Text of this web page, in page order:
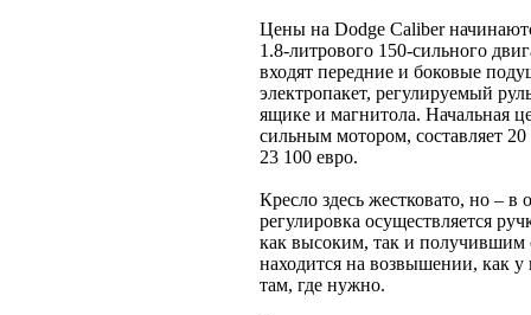
Цены на Dodge Caliber
1.8-литрового 150-сильного
входят передние и боковые
электропакет, регулируемый
ящике и магнитола. Начальная
сильным мотором, составляет
23 100 евро.
Кресло здесь жестковато, но – в
регулировка осуществляется
как высоким, так и получившим
находится на возвышении, как
там, где нужно.